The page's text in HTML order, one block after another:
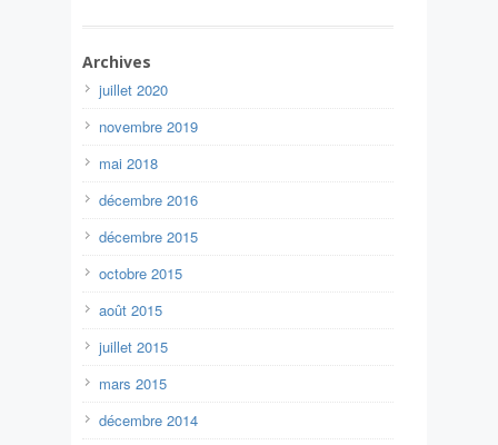
Archives
juillet 2020
novembre 2019
mai 2018
décembre 2016
décembre 2015
octobre 2015
août 2015
juillet 2015
mars 2015
décembre 2014